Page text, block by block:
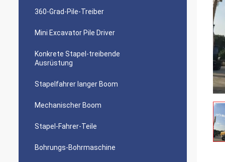
360-Grad-Pile-Treiber
Mini Excavator Pile Driver
Konkrete Stapel-treibende
Ausrüstung
Stapelfahrer langer Boom
Mechanischer Boom
Stapel-Fahrer-Teile
Bohrungs-Bohrmaschine